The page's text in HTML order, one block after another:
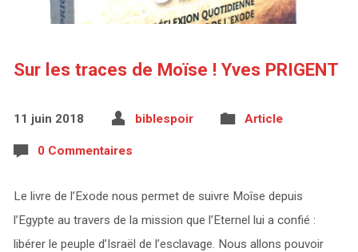
Sur les traces de Moïse ! Yves PRIGENT
11 juin 2018 biblespoir Article
0 Commentaires
Le livre de l’Exode nous permet de suivre Moîse depuis
l’Egypte au travers de la mission que l’Eternel lui a confié :
libérer le peuple d’Israël de l’esclavage. Nous allons pouvoir